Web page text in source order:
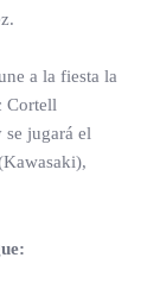
a la fiesta la
Cortell
jugará el